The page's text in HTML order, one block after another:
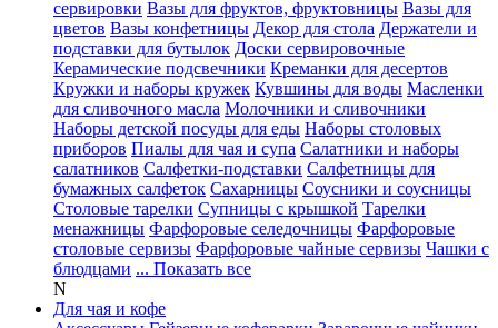
сервировки Вазы для фруктов, фруктовницы Вазы для
цветов Вазы конфетницы Декор для стола Держатели и
подставки для бутылок Доски сервировочные
Керамические подсвечники Креманки для десертов
Кружки и наборы кружек Кувшины для воды Масленки
для сливочного масла Молочники и сливочники
Наборы детской посуды для еды Наборы столовых
приборов Пиалы для чая и супа Салатники и наборы
салатников Салфетки-подставки Салфетницы для
бумажных салфеток Сахарницы Соусники и соусницы
Столовые тарелки Супницы с крышкой Тарелки
менажницы Фарфоровые селедочницы Фарфоровые
столовые сервизы Фарфоровые чайные сервизы Чашки с
блюдцами ... Показать все
N
Для чая и кофе